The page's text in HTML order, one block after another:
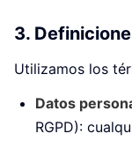
3.
Utilizamos los
Datos
RGPD):